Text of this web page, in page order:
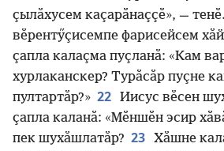
ҫылӑхусем каҫарӑнаҫҫӗ», — тенӗ.
вӗрентӳҫисемпе фарисейсем
ҫапла калаҫма пуҫланӑ: «Кам
хурлаканскер? Турӑсӑр пуҫне
пултартӑр?» 22 Иисус вӗсен
ҫапла каланӑ: «Мӗншӗн эсир
пек шухӑшлатӑр? 23 Хӑшне